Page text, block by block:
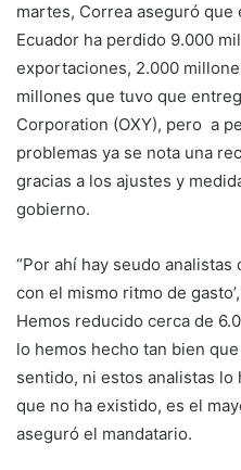
martes, Correa aseguró que
Ecuador ha perdido 9.000
exportaciones, 2.000
millones que tuvo que
Corporation (OXY), pero a
problemas ya se nota una
gracias a los ajustes y
gobierno.
“Por ahí hay seudo analistas
con el mismo ritmo de
Hemos reducido cerca de
lo hemos hecho tan bien
sentido, ni estos analistas
que no ha existido, es el
aseguró el mandatario.